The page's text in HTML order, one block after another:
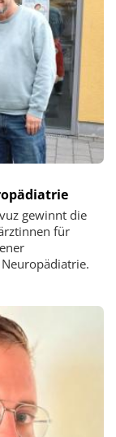
gewinnt die
für